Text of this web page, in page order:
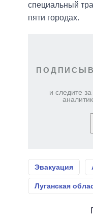
специальный
пяти городах.
и следите
Эвакуация
Луганская